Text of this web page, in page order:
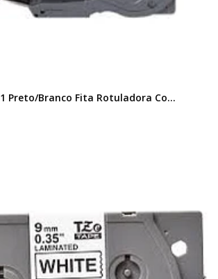
Preto/Branco Fita Rotuladora Co...